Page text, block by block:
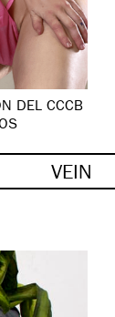
DEL CCCB
VEIN